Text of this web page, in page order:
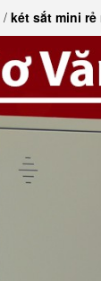
/ két sắt mini rẻ